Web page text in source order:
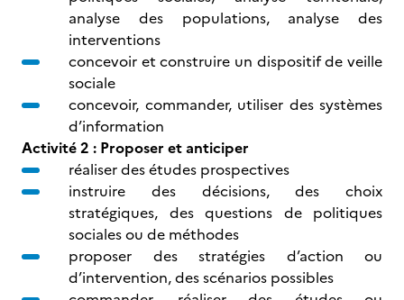
analyse des populations, analyse des
interventions
concevoir et construire un dispositif de veille
sociale
concevoir, commander, utiliser des systèmes
d’information
Activité 2 : Proposer et anticiper
réaliser des études prospectives
instruire des décisions, des choix
stratégiques, des questions de politiques
sociales ou de méthodes
proposer des stratégies d’action ou
d’intervention, des scénarios possibles